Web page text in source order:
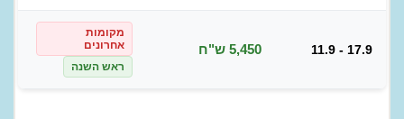
11.9 - 17.9 5,450 ש"ח
מקומות
אחרונים
ראש השנה